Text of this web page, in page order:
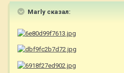
Marly сказал: